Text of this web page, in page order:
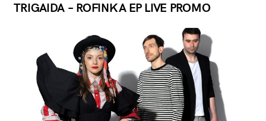
TRIGAIDA – ROFINKA EP LIVE PROMO